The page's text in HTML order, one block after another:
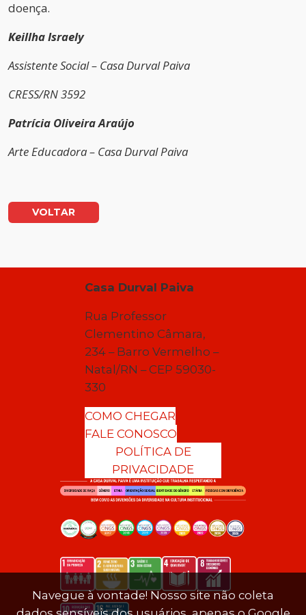
doença.
Keillha Israely
Assistente Social – Casa Durval Paiva
CRESS/RN 3592
Patrícia Oliveira Araújo
Arte Educadora – Casa Durval Paiva
VOLTAR
Casa Durval Paiva
Rua Professor
Clementino Câmara,
234 – Barro Vermelho –
Natal/RN – CEP 59030-
330
COMO CHEGAR
FALE CONOSCO
POLÍTICA DE
PRIVACIDADE
Navegue à vontade! Nosso site não coleta